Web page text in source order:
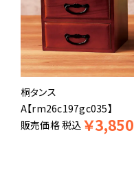
桐タンス
A【rm26c197gc035】
販売価格税込 ￥3,850